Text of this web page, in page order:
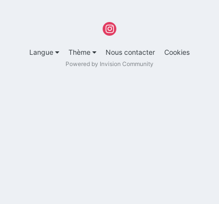
Langue Thème Nous contacter Cookies
Powered by Invision Community